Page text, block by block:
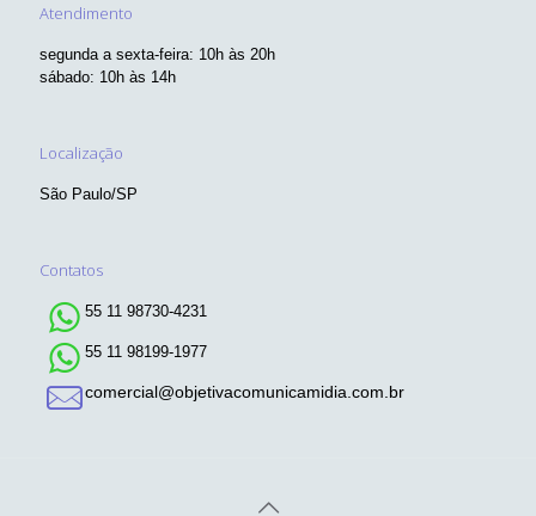
Atendimento
segunda a sexta-feira: 10h às 20h
sábado: 10h às 14h
Localização
São Paulo/SP
Contatos
55 11 98730-4231
55 11 98199-1977
comercial@objetivacomunicamidia.com.br